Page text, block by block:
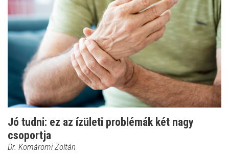
Jó tudni: ez az ízületi problémák két nagy
csoportja
Dr. Komáromi Zoltán